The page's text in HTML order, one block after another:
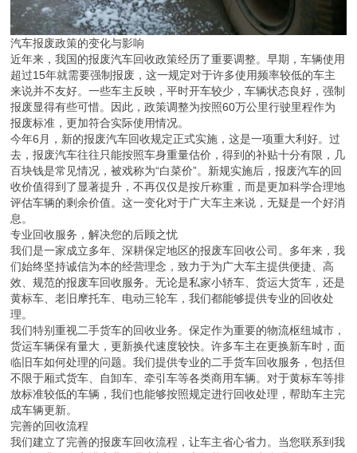
汽车报废政策的变化与影响
近年来，我国的报废汽车回收政策经历了重要调整。早期，车辆使用
超过15年就需要强制报废，这一规定对于许多使用频率较低的车主
来说并不友好。一些车主反映，平时开车较少，车辆状态良好，强制
报废显得有些可惜。因此，政策调整为按照60万公里行驶里程作为
报废标准，更加符合实际使用情况。
今年6月，新的报废汽车回收规定正式实施，这是一项重大利好。过
去，报废汽车往往只能按照车身重量估价，得到的补贴十分有限，几
百块钱是常见情况，被戏称为“白菜价”。新规实施后，报废汽车的回
收价值得到了显著提升，不再仅仅是按斤称重，而是更加科学合理地
评估车辆的剩余价值。这一变化对于广大车主来说，无疑是一个好消
息。
专业回收服务，解决您的后顾之忧
我们是一家成立多年、深耕保定地区的报废车回收公司。多年来，我
们始终坚持诚信为本的经营理念，致力于为广大车主提供便捷、高
效、规范的报废车回收服务。无论是私家小轿车、货运大货车，还是
黄标车、老旧摩托车、电动三轮车，我们都能够提供专业的回收处
理。
我们特别重视二手货车的回收业务。保定作为重要的物流枢纽城市，
货运车辆保有量大，更新换代速度较快。许多车主在更换新车时，面
临旧车如何处理的问题。我们提供专业的二手货车回收服务，包括但
不限于厢式货车、自卸车、牵引车等各类商用车辆。对于黄标车等排
放标准较低的车辆，我们也能够按照规定进行回收处理，帮助车主完
成车辆更新。
完善的回收流程
我们建立了完善的报废车回收流程，让车主省心省力。当您联系到我